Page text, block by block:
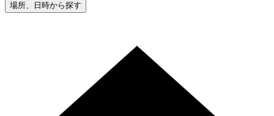
場所、日時から探す